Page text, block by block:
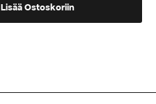
Lisää Ostoskoriin